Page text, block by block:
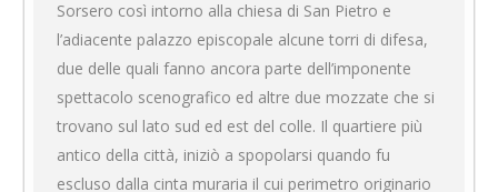
Sorsero così intorno alla chiesa di San Pietro e
l’adiacente palazzo episcopale alcune torri di difesa,
due delle quali fanno ancora parte dell’imponente
spettacolo scenografico ed altre due mozzate che si
trovano sul lato sud ed est del colle. Il quartiere più
antico della città, iniziò a spopolarsi quando fu
escluso dalla cinta muraria il cui perimetro originario